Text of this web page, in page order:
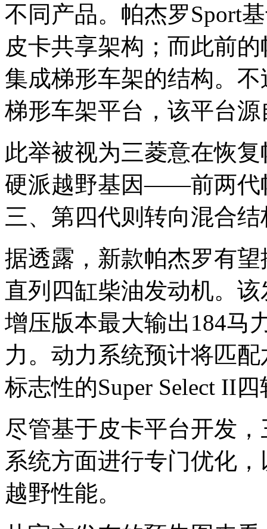
不同产品。帕杰罗Sport
皮卡共享架构；而此前
集成梯形车架的结构。
梯形车架平台，该平台
此举被视为三菱意在恢
硬派越野基因——前两代
三、第四代则转向混合结
据透露，新款帕杰罗有
直列四缸柴油发动机。
增压版本最大输出184马
力。动力系统预计将匹
标志性的Super Select II
尽管基于皮卡平台开发
系统方面进行专门优化
越野性能。